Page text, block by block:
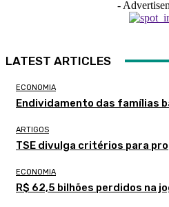
-
LATEST ARTICLES
ECONOMIA
Endividamento das famílias
ARTIGOS
TSE divulga critérios para
ECONOMIA
R$ 62,5 bilhões perdidos na